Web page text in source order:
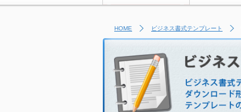
HOME ビジネス書式テンプレート